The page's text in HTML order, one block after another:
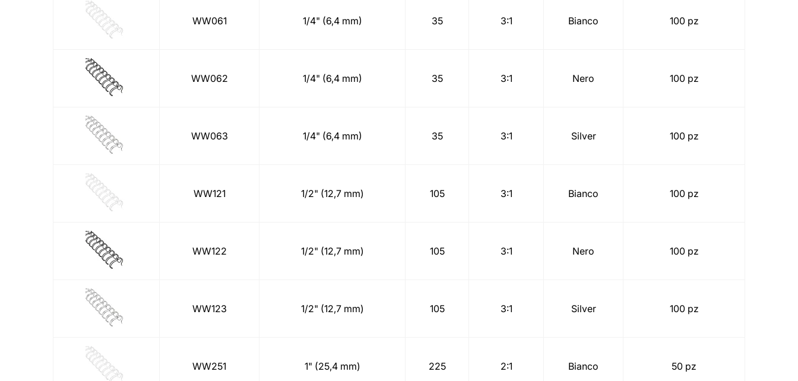
WW061 1/4" (6,4 mm) 35 3:1 Bianco 100 pz
WW062 1/4" (6,4 mm) 35 3:1 Nero 100 pz
WW063 1/4" (6,4 mm) 35 3:1 Silver 100 pz
WW121 1/2" (12,7 mm) 105 3:1 Bianco 100 pz
WW122 1/2" (12,7 mm) 105 3:1 Nero 100 pz
WW123 1/2" (12,7 mm) 105 3:1 Silver 100 pz
WW251 1" (25,4 mm) 225 2:1 Bianco 50 pz